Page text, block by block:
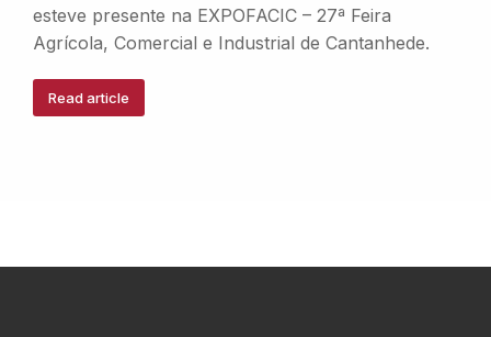
esteve presente na EXPOFACIC – 27ª Feira
Agrícola, Comercial e Industrial de Cantanhede.
Read article